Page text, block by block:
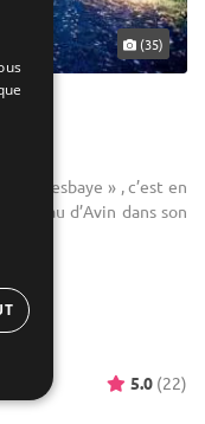
(35)
en Hesbaye » , c’est en
d’Avin dans son
en ...
5.0 (22)